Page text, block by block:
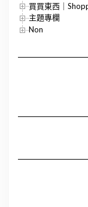
買買東西｜
主題專欄
Non